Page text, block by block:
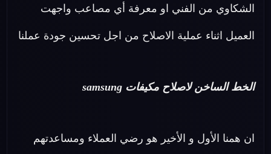
الشكاوي من الفني او معرفة أي مصاعب واجهت
العميل اثناء عملية الاصلاح من اجل تحسين جودة عملنا
الخط الساخن لاصلاح مكيفات samsung
ان همنا الأول و الأخير هو رضي العملاء ومساعدتهم